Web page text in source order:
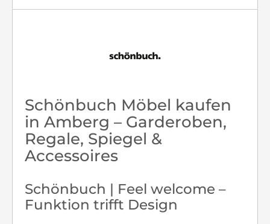
Schönbuch Möbel kaufen
in Amberg – Garderoben,
Regale, Spiegel &
Accessoires
Schönbuch | Feel welcome –
Funktion trifft Design